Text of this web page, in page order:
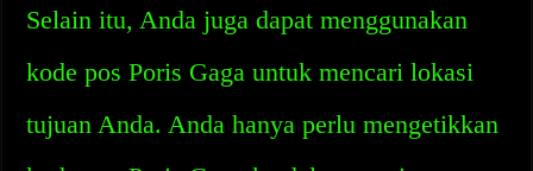
Selain itu, Anda juga dapat menggunakan
kode pos Poris Gaga untuk mencari lokasi
tujuan Anda. Anda hanya perlu mengetikkan